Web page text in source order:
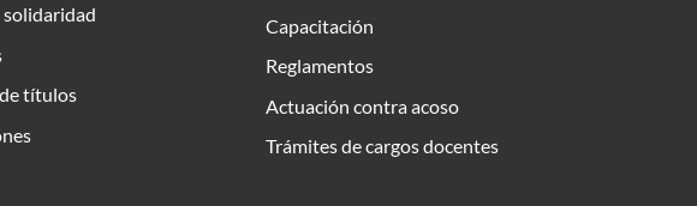
solidaridad
títulos
Capacitación
Reglamentos
Actuación contra acoso
Trámites de cargos docentes